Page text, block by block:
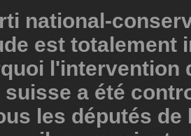
national-
est totalement
l'intervention
suisse a été
les députés de